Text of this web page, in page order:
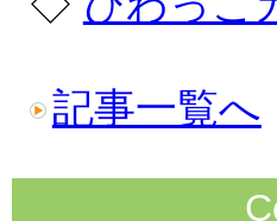
記事一覧へ